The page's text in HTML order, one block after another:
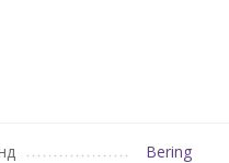
Bering